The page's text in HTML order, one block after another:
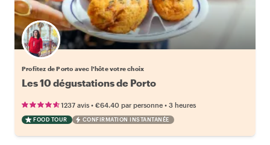
Choisissez votre local favori
Profitez de Porto avec l'hôte votre choix
Les 10 dégustations de Porto
1237 avis • €64.40 par personne • 3 heures
FOOD TOUR CONFIRMATION INSTANTANÉE